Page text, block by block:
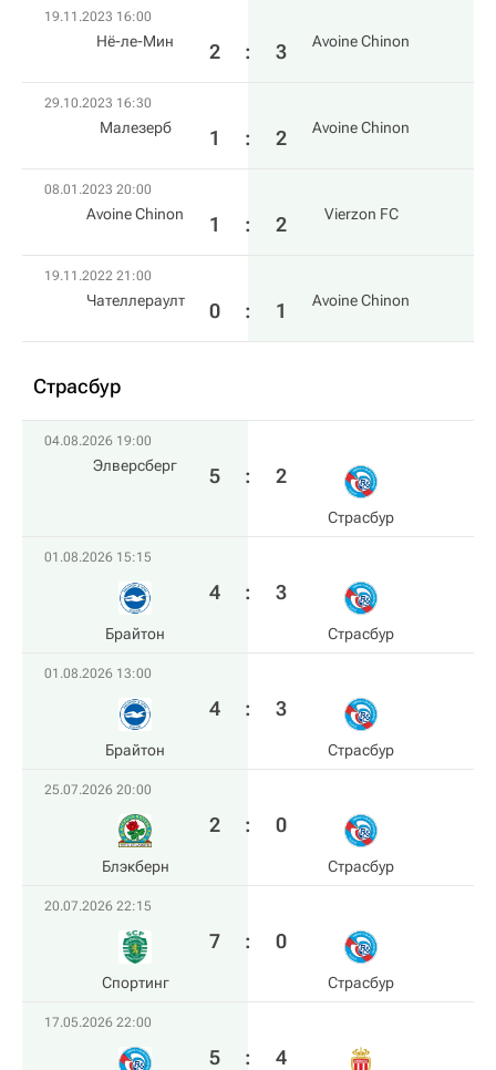
19.11.2023 16:00
Нё-ле-Мин 2 : 3 Avoine Chinon
29.10.2023 16:30
Малезерб 1 : 2 Avoine Chinon
08.01.2023 20:00
Avoine Chinon 1 : 2 Vierzon FC
19.11.2022 21:00
Чателлераулт 0 : 1 Avoine Chinon
Страсбур
04.08.2026 19:00
Элверсберг 5 : 2
Страсбур
01.08.2026 15:15
Брайтон
4 : 3
Страсбур
01.08.2026 13:00
Брайтон
4 : 3
Страсбур
25.07.2026 20:00
Блэкберн
2 : 0
Страсбур
20.07.2026 22:15
Спортинг
7 : 0
Страсбур
17.05.2026 22:00
5 : 4